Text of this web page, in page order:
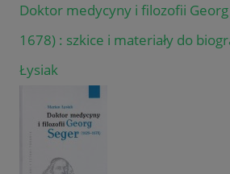
Doktor medycyny i filozofii
1678) : szkice i materiały do
Łysiak